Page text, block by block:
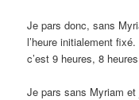
Je pars donc, sans
l’heure initialement
c’est 9 heures, 8
Je pars sans Myriam et